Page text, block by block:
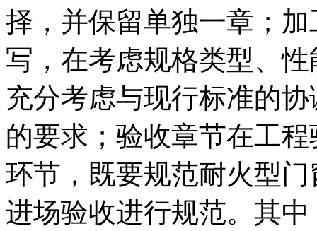
择，并保留单独一章；
写，在考虑规格类型、
充分考虑与现行标准的
的要求；验收章节在工
环节，既要规范耐火型
进场验收进行规范。其